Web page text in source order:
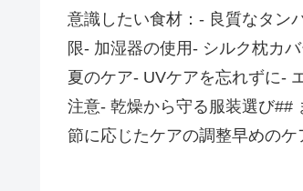
意識したい食材：- 良質なタン
限- 加湿器の使用- シルク枕カ
夏のケア- UVケアを忘れずに-
注意- 乾燥から守る服装選び##
節に応じたケアの調整早めの